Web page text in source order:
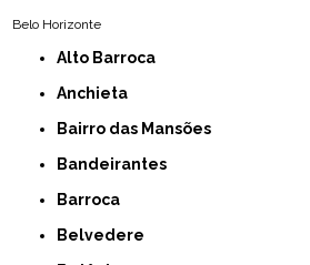
Belo Horizonte
Alto Barroca
Anchieta
Bairro das Mansões
Bandeirantes
Barroca
Belvedere